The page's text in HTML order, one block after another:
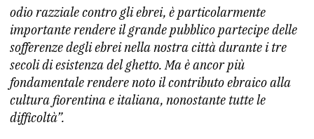
odio razziale contro gli ebrei, è particolarmente
importante rendere il grande pubblico partecipe delle
sofferenze degli ebrei nella nostra città durante i tre
secoli di esistenza del ghetto. Ma è ancor più
fondamentale rendere noto il contributo ebraico alla
cultura fiorentina e italiana, nonostante tutte le
difficoltà”.